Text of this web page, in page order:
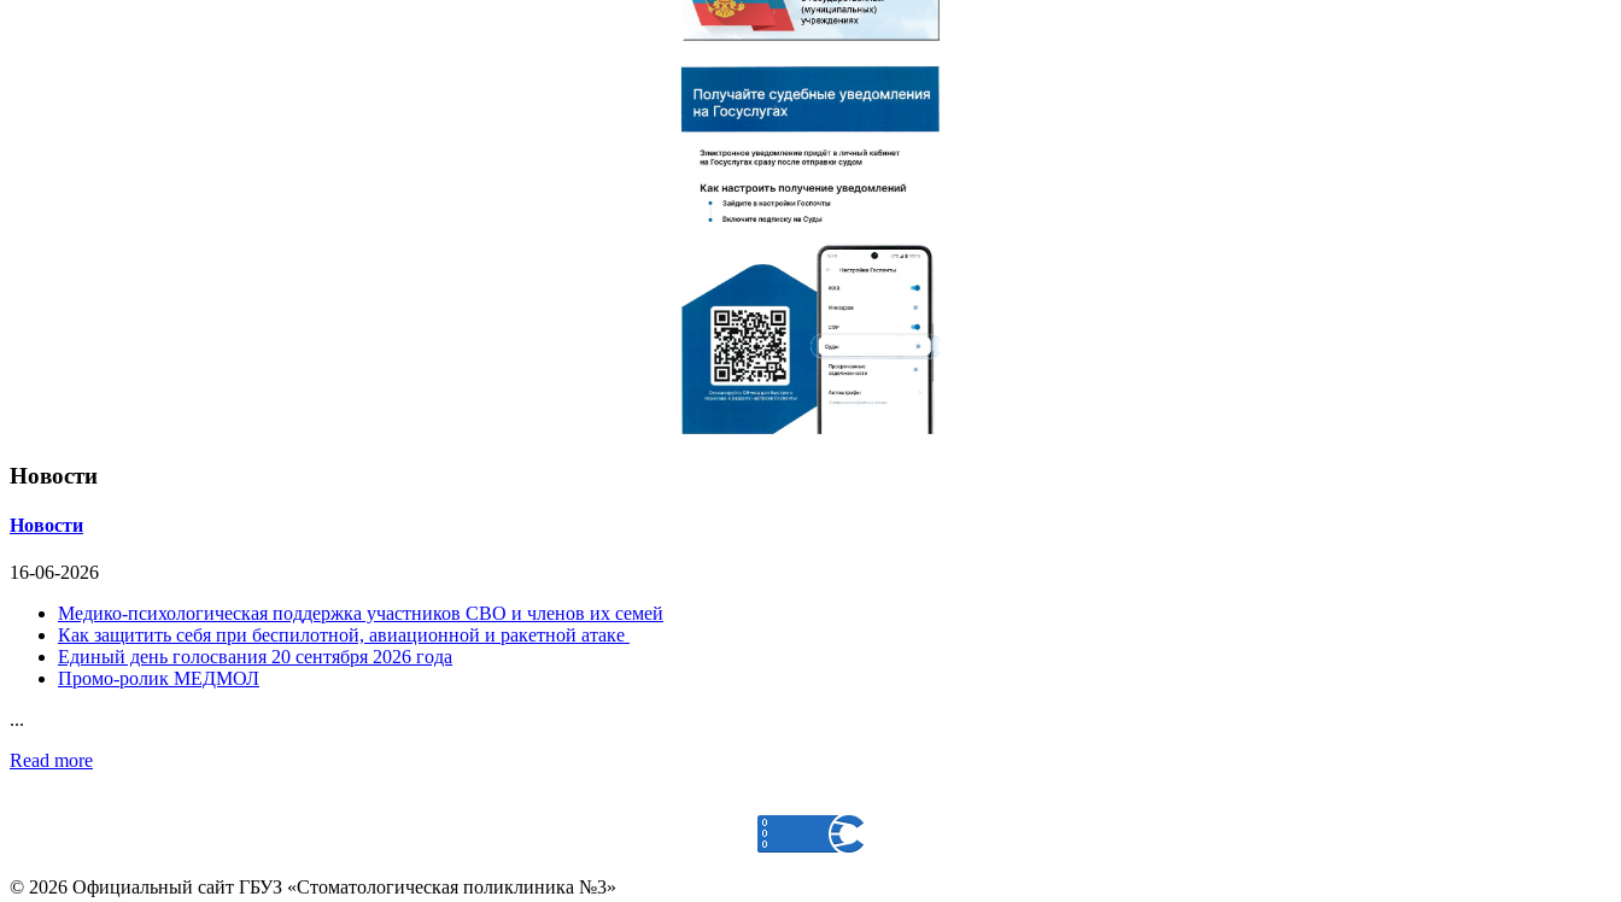
Новости
Новости
16-06-2026
Медико-психологическая поддержка участников СВО и членов их семей
Как защитить себя при беспилотной, авиационной и ракетной атаке
Единый день голосвания 20 сентября 2026 года
Промо-ролик МЕДМОЛ
...
Read more
© 2026 Официальный сайт ГБУЗ «Стоматологическая поликлиника №3»